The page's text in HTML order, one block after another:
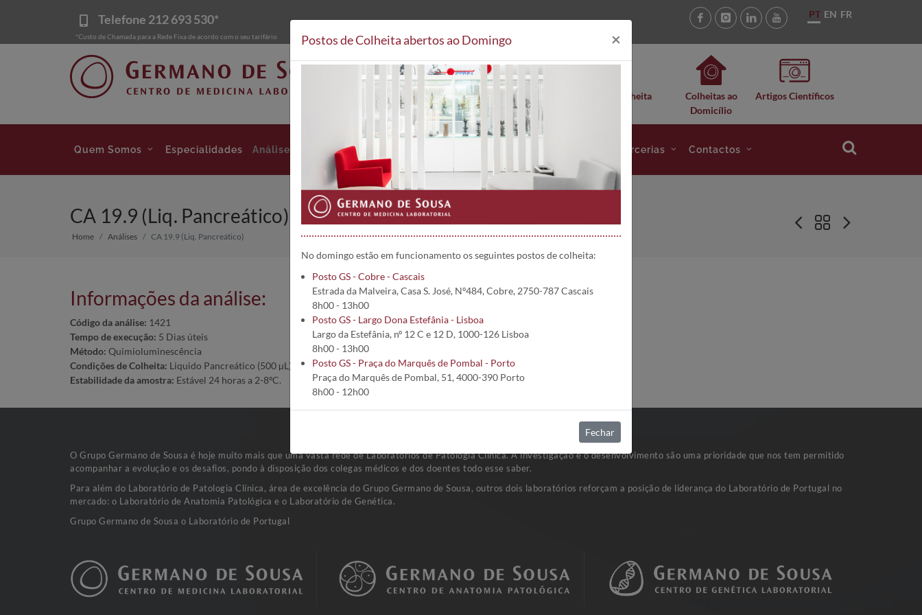
Telefone 212 693 530*
*Custo de Chamada para a Rede Fixa de acordo com o seu tarifário
PT EN FR
Análises Clínicas Postos de Colheita
Colheitas ao
Domicílio
Artigos Científicos
Quem Somos Especialidades Análises Áreas Clínicas Projetos e Parcerias Contactos
CA 19.9 (Liq. Pancreático) | 1421
Home Análises CA 19.9 (Liq. Pancreático)
Informações da análise:
Código da análise: 1421
Tempo de execução: 5 Dias úteis
Método: Quimioluminescência
Condições de Colheita: Liquido Pancreático (500 µL)
Estabilidade da amostra: Estável 24 horas a 2-8ºC.
O Grupo Germano de Sousa é hoje muito mais que uma vasta rede de Laboratórios de Patologia Clínica. A investigação e o desenvolvimento são uma prioridade que nos tem permitido
acompanhar a evolução e os desafios, pondo à disposição dos colegas médicos e dos doentes todo esse saber.
Para além do Laboratório de Patologia Clínica, área de excelência do Grupo Germano de Sousa, outros dois laboratórios reforçam a posição de liderança do Laboratório de Portugal no
mercado: o Laboratório de Anatomia Patológica e o Laboratório de Genética.
Grupo Germano de Sousa o Laboratório de Portugal
Postos de Colheita abertos ao Domingo ×
No domingo estão em funcionamento os seguintes postos de colheita:
Posto GS - Cobre - Cascais
Estrada da Malveira, Casa S. José, Nº484, Cobre, 2750-787 Cascais
8h00 - 13h00
Posto GS - Largo Dona Estefânia - Lisboa
Largo da Estefânia, nº 12 C e 12 D, 1000-126 Lisboa
8h00 - 13h00
Posto GS - Praça do Marquês de Pombal - Porto
Praça do Marquês de Pombal, 51, 4000-390 Porto
8h00 - 12h00
Fechar